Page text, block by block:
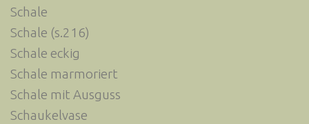
Schale
Schale (s.216)
Schale eckig
Schale marmoriert
Schale mit Ausguss
Schaukelvase